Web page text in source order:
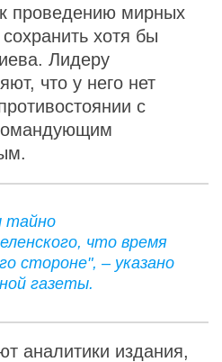
проведению мирных
хотя бы
Лидеру
что у него нет
с
тайно
что время
стороне", – указано
газеты.
аналитики издания,